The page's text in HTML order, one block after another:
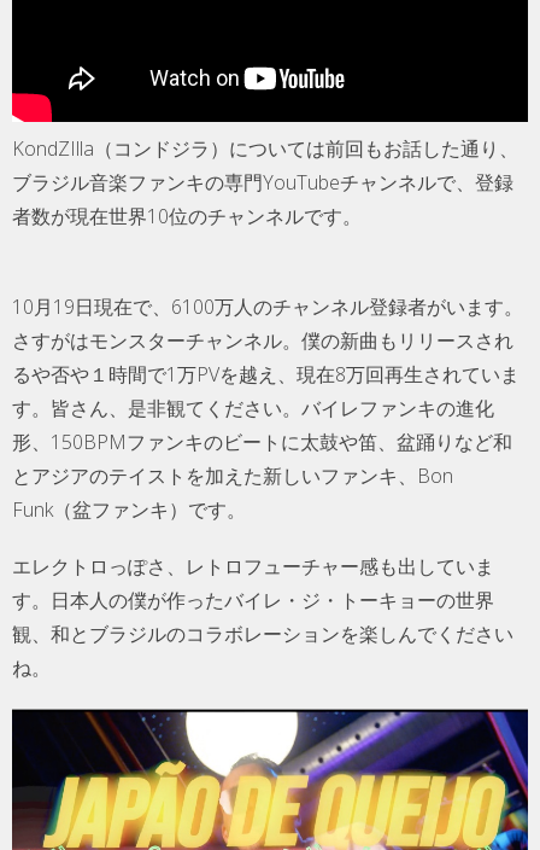
KondZIlla（コンドジラ）については前回もお話した通り、
ブラジル音楽ファンキの専門YouTubeチャンネルで、登録
者数が現在世界10位のチャンネルです。
10月19日現在で、6100万人のチャンネル登録者がいます。
さすがはモンスターチャンネル。僕の新曲もリリースされ
るや否や１時間で1万PVを越え、現在8万回再生されていま
す。皆さん、是非観てください。バイレファンキの進化
形、150BPMファンキのビートに太鼓や笛、盆踊りなど和
とアジアのテイストを加えた新しいファンキ、Bon
Funk（盆ファンキ）です。
エレクトロっぽさ、レトロフューチャー感も出していま
す。日本人の僕が作ったバイレ・ジ・トーキョーの世界
観、和とブラジルのコラボレーションを楽しんでください
ね。